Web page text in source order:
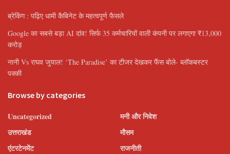
ब्रेकिंग : पढ़िए धामी कैबिनेट के महत्वपूर्ण फैसले
Google का सबसे बड़ा AI दांव! सिर्फ 35 कर्मचारियों वाली कंपनी पर लगाएगा ₹13,000
करोड़
नानी Vs राघव जुयाल! ‘The Paradise’ का टीजर देखकर फैंस बोले- ब्लॉकबस्टर
पक्की
Browse by categories
Uncategorized
उत्तराखंड
एंटरटेनमेंट
मनी और निवेश
मौसम
राजनीती